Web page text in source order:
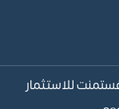
للاستثمار